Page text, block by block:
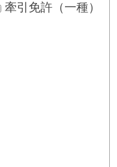
牽引免許（一種）